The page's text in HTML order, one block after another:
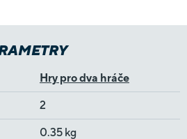
Hry pro dva hráče
2
0.35 kg